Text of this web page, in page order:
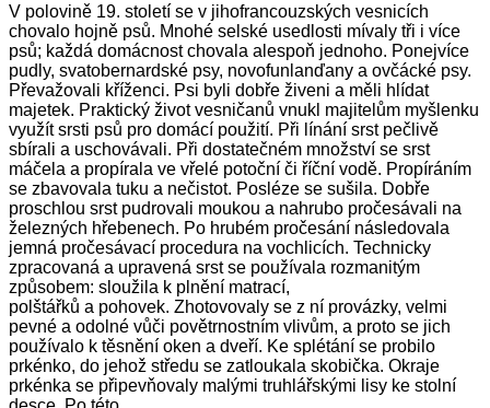
V polovině 19. století se v jihofrancouzských vesnicích
chovalo hojně psů. Mnohé selské usedlosti mívaly tři i více
psů; každá domácnost chovala alespoň jednoho. Ponejvíce
pudly, svatobernardské psy, novofunlanďany a ovčácké psy.
Převažovali kříženci. Psi byli dobře živeni a měli hlídat
majetek. Praktický život vesničanů vnukl majitelům myšlenku
využít srsti psů pro domácí použití. Při línání srst pečlivě
sbírali a uschovávali. Při dostatečném množství se srst
máčela a propírala ve vřelé potoční či říční vodě. Propíráním
se zbavovala tuku a nečistot. Posléze se sušila. Dobře
proschlou srst pudrovali moukou a nahrubo pročesávali na
železných hřebenech. Po hrubém pročesání následovala
jemná pročesávací procedura na vochlicích. Technicky
zpracovaná a upravená srst se používala rozmanitým
způsobem: sloužila k plnění matrací,
polštářků a pohovek. Zhotovovaly se z ní provázky, velmi
pevné a odolné vůči povětrnostním vlivům, a proto se jich
používalo k těsnění oken a dveří. Ke splétání se probilo
prkénko, do jehož středu se zatloukala skobička. Okraje
prkénka se připevňovaly malými truhlářskými lisy ke stolní